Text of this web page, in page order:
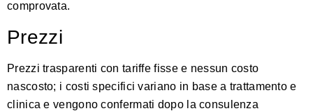
comprovata.
Prezzi
Prezzi trasparenti con tariffe fisse e nessun costo
nascosto; i costi specifici variano in base a trattamento e
clinica e vengono confermati dopo la consulenza